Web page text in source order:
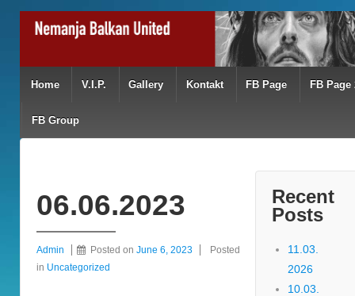
Home V.I.P. Gallery Kontakt FB Page FB Page
FB Group
06.06.2023
Admin Posted on June 6, 2023
Posted
in Uncategorized
Recent
Posts
11.03.
2026
10.03.